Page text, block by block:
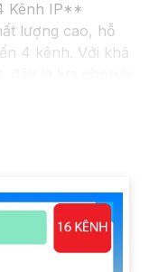
Kênh IP**
lượng cao, hỗ
4 kênh. Với khả
của bạn.
giải cao- Kết
trực tiếp và ghi
ninh cho gia
và quản lý từ xa
thêm chi tiết và